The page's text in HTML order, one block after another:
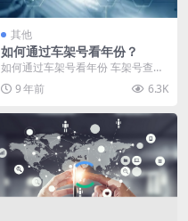
其他
如何通过车架号看年份？
如何通过车架号看年份 车架号查年
份，其实很简单，如何通过车架号
看年份？车架号的第...
9 年前 6.3K